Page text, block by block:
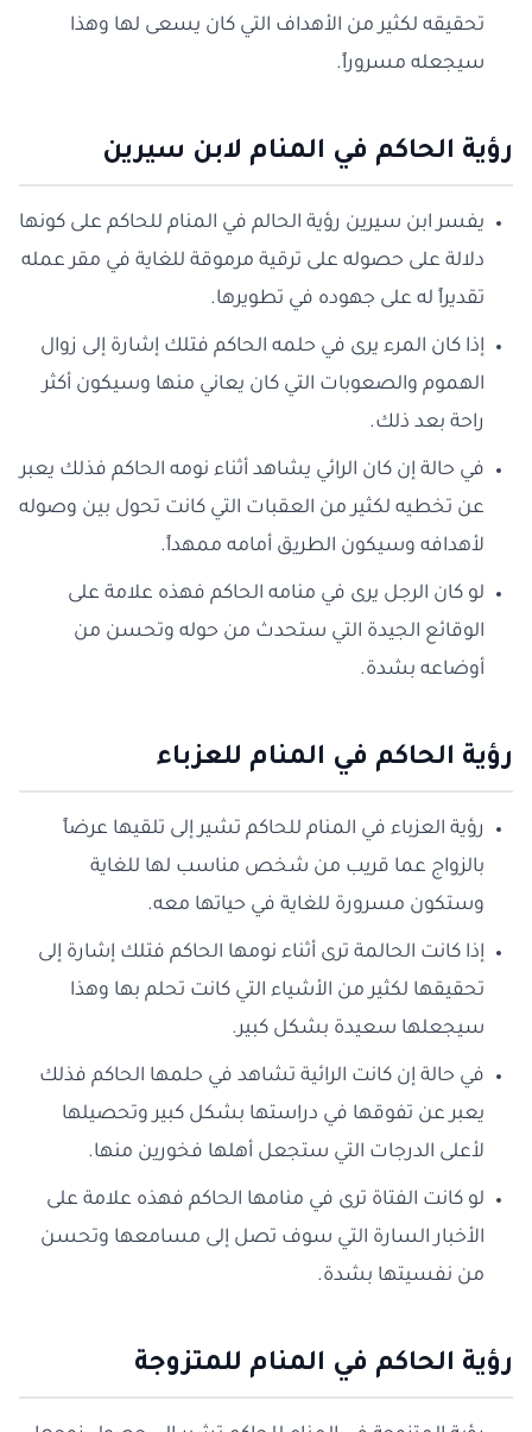
تحقيقه لكثير من الأهداف التي كان يسعى لها وهذا
سيجعله مسروراً.
رؤية الحاكم في المنام لابن سيرين
يفسر ابن سيرين رؤية الحالم في المنام للحاكم على كونها
دلالة على حصوله على ترقية مرموقة للغاية في مقر عمله
تقديراً له على جهوده في تطويرها.
إذا كان المرء يرى في حلمه الحاكم فتلك إشارة إلى زوال
الهموم والصعوبات التي كان يعاني منها وسيكون أكثر
راحة بعد ذلك.
في حالة إن كان الرائي يشاهد أثناء نومه الحاكم فذلك يعبر
عن تخطيه لكثير من العقبات التي كانت تحول بين وصوله
لأهدافه وسيكون الطريق أمامه ممهداً.
لو كان الرجل يرى في منامه الحاكم فهذه علامة على
الوقائع الجيدة التي ستحدث من حوله وتحسن من
أوضاعه بشدة.
رؤية الحاكم في المنام للعزباء
رؤية العزباء في المنام للحاكم تشير إلى تلقيها عرضاً
بالزواج عما قريب من شخص مناسب لها للغاية
وستكون مسرورة للغاية في حياتها معه.
إذا كانت الحالمة ترى أثناء نومها الحاكم فتلك إشارة إلى
تحقيقها لكثير من الأشياء التي كانت تحلم بها وهذا
سيجعلها سعيدة بشكل كبير.
في حالة إن كانت الرائية تشاهد في حلمها الحاكم فذلك
يعبر عن تفوقها في دراستها بشكل كبير وتحصيلها
لأعلى الدرجات التي ستجعل أهلها فخورين منها.
لو كانت الفتاة ترى في منامها الحاكم فهذه علامة على
الأخبار السارة التي سوف تصل إلى مسامعها وتحسن
من نفسيتها بشدة.
رؤية الحاكم في المنام للمتزوجة